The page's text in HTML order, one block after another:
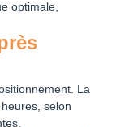
optimale,
La
selon